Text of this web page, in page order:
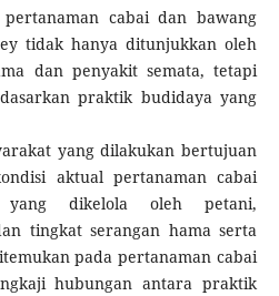
cabai dan bawang
tidak hanya ditunjukkan oleh
dan penyakit semata, tetapi
praktik budidaya yang
yang dilakukan bertujuan
aktual pertanaman cabai
dikelola oleh petani,
tingkat serangan hama serta
pada pertanaman cabai
hubungan antara praktik